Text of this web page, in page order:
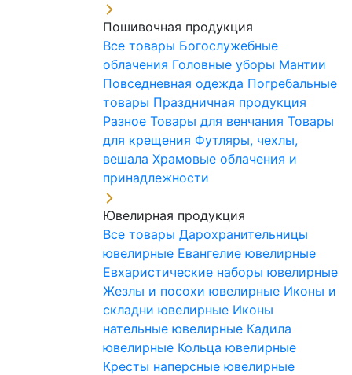
Пошивочная продукция
Все товары Богослужебные
облачения Головные уборы Мантии
Повседневная одежда Погребальные
товары Праздничная продукция
Разное Товары для венчания Товары
для крещения Футляры, чехлы,
вешала Храмовые облачения и
принадлежности
Ювелирная продукция
Все товары Дарохранительницы
ювелирные Евангелие ювелирные
Евхаристические наборы ювелирные
Жезлы и посохи ювелирные Иконы и
складни ювелирные Иконы
нательные ювелирные Кадила
ювелирные Кольца ювелирные
Кресты наперсные ювелирные